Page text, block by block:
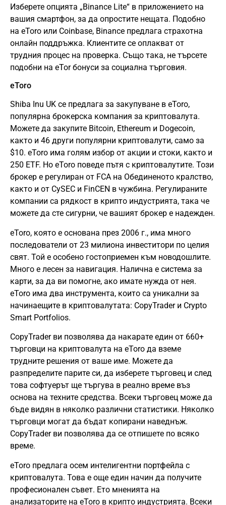
Изберете опцията „Binance Lite“ в приложението на
вашия смартфон, за да опростите нещата. Подобно
на eToro или Coinbase, Binance предлага страхотна
онлайн поддръжка. Клиентите се оплакват от
трудния процес на проверка. Също така, не търсете
подобни на eTor бонуси за социална търговия.
eToro
Shiba Inu UK се предлага за закупуване в eToro,
популярна брокерска компания за криптовалута.
Можете да закупите Bitcoin, Ethereum и Dogecoin,
както и 46 други популярни криптовалути, само за
$10. eToro има голям избор от акции и стоки, както и
250 ETF. Но eToro поведе пътя с криптовалутите. Този
брокер е регулиран от FCA на Обединеното кралство,
както и от CySEC и FinCEN в чужбина. Регулираните
компании са рядкост в крипто индустрията, така че
можете да сте сигурни, че вашият брокер е надежден.
eToro, която е основана през 2006 г., има много
последователи от 23 милиона инвеститори по целия
свят. Той е особено гостоприемен към новодошлите.
Много е лесен за навигация. Налична е система за
карти, за да ви помогне, ако имате нужда от нея.
eToro има два инструмента, които са уникални за
начинаещите в криптовалутата: CopyTrader и Crypto
Smart Portfolios.
CopyTrader ви позволява да накарате един от 660+
търговци на криптовалута на eToro да вземе
трудните решения от ваше име. Можете да
разпределите парите си, да изберете търговец и след
това софтуерът ще търгува в реално време въз
основа на техните средства. Всеки търговец може да
бъде видян в няколко различни статистики. Няколко
търговци могат да бъдат копирани наведнъж.
CopyTrader ви позволява да се отпишете по всяко
време.
eToro предлага осем интелигентни портфейла с
криптовалута. Това е още един начин да получите
професионален съвет. Ето мненията на
анализаторите на eToro в крипто индустрията. Всеки